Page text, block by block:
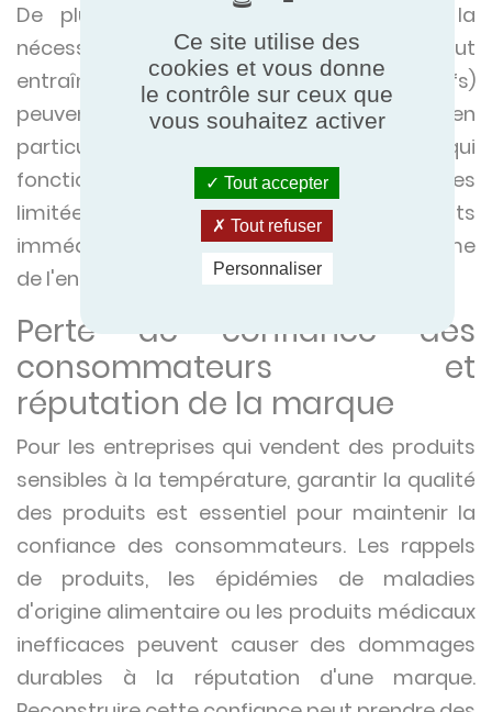
De plus, les réparations imprévues et la
nécessité de pièces de rechange (ce qui peut
entraîner des temps d'arrêt significatifs)
peuvent mettre à rude épreuve les budgets, en
particulier pour les petites entreprises qui
fonctionnent avec des marges financières
limitées, impactant non seulement les profits
immédiats mais aussi la viabilité à long terme
de l'entreprise.
Perte de confiance des
consommateurs et
réputation de la marque
Pour les entreprises qui vendent des produits
sensibles à la température, garantir la qualité
des produits est essentiel pour maintenir la
confiance des consommateurs. Les rappels
de produits, les épidémies de maladies
d'origine alimentaire ou les produits médicaux
inefficaces peuvent causer des dommages
durables à la réputation d'une marque.
Ce site utilise des
cookies et vous donne
le contrôle sur ceux que
vous souhaitez activer
Tout accepter
Tout refuser
Personnaliser